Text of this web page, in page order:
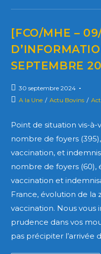
[FCO/MHE –
SEPTEMBRE
30 septembre 2024
A la Une / Actu Bovins /
Point de situation vis-à-
nombre de foyers
vaccination, et
nombre de foyers (60),
vaccination et
France, évolution de la
vaccination. Nous vous
prudence dans vos
pas précipiter l’arrivée